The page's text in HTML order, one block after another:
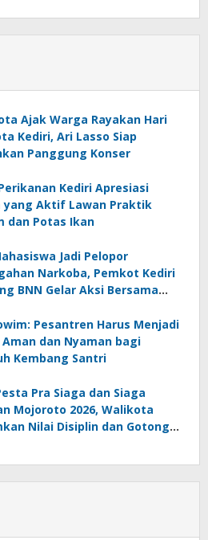
Ajak Warga Rayakan Hari
Kediri, Ari Lasso Siap
Panggung Konser
Kediri Apresiasi
yang Aktif Lawan Praktik
dan Potas Ikan
Jadi Pelopor
Narkoba, Pemkot Kediri
BNN Gelar Aksi Bersama
Pesantren Harus Menjadi
Aman dan Nyaman bagi
Kembang Santri
Pra Siaga dan Siaga
Mojoroto 2026, Walikota
Nilai Disiplin dan Gotong